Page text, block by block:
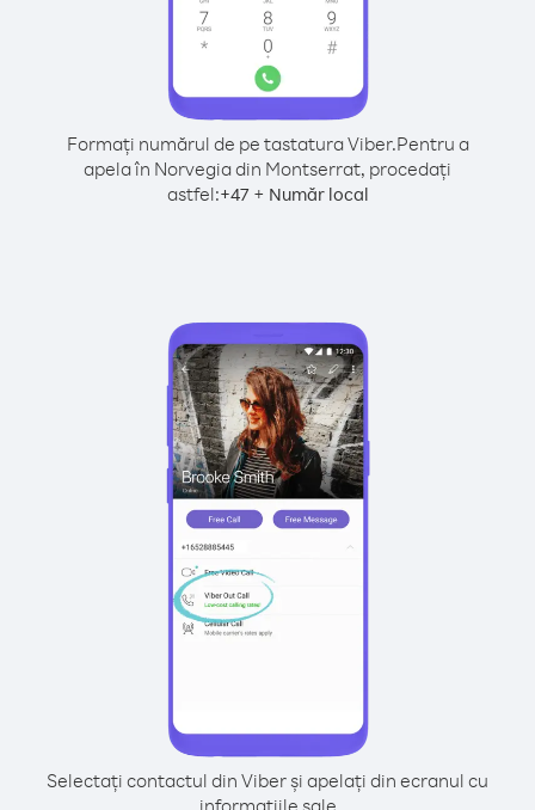
Formați numărul de pe tastatura Viber.Pentru a
apela în Norvegia din Montserrat, procedați
astfel:+47+ Număr local
Selectați contactul din Viber și apelați din ecranul cu
informațiile sale